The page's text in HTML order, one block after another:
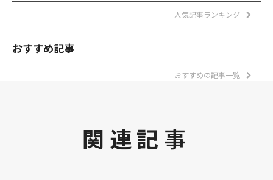
人気記事ランキング
おすすめ記事
おすすめの記事一覧
関連記事